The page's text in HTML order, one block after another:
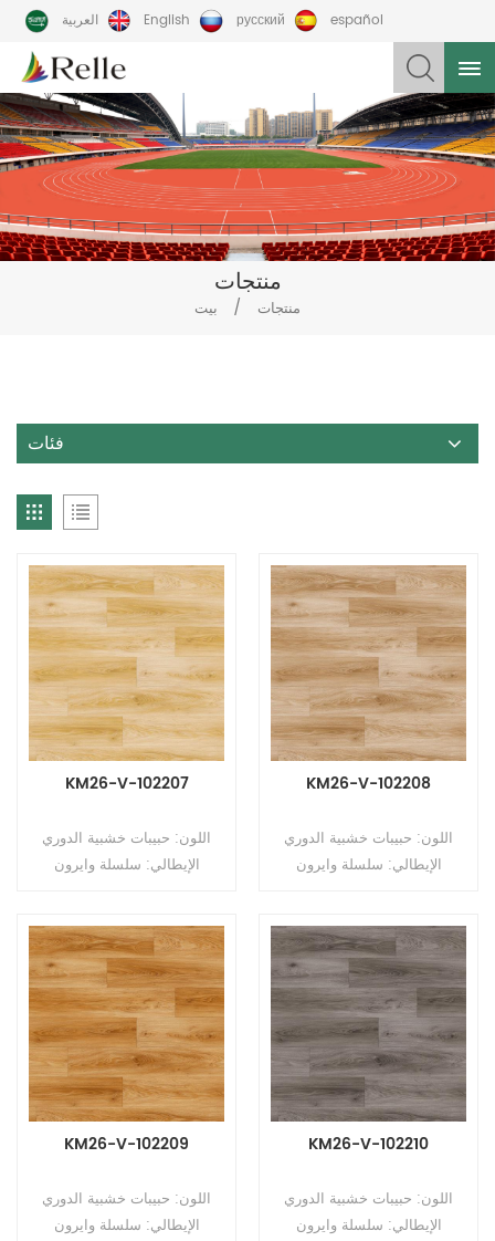
العربية English русский español
منتجات
بيت / منتجات
فئات
KM26-V-102207
اللون: حبيبات خشبية الدوري
الإيطالي: سلسلة وايرون
الطبقات) التنسيق: رولز الحجم:
2.6mm (T) * 2.0m (W) *
15m (L) سمك طبقة التآكل:
0.5 مم السطح: طلاء PUR
النسخ: مضغوط
KM26-V-102208
اللون: حبيبات خشبية الدوري
الإيطالي: سلسلة وايرون
الطبقات) التنسيق: رولز الحجم:
2.6mm (T) * 2.0m (W) *
15m (L) سمك طبقة التآكل:
0.5 مم السطح: طلاء PUR
النسخ: مضغوط
KM26-V-102209
اللون: حبيبات خشبية الدوري
الإيطالي: سلسلة وايرون
KM26-V-102210
اللون: حبيبات خشبية الدوري
الإيطالي: سلسلة وايرون